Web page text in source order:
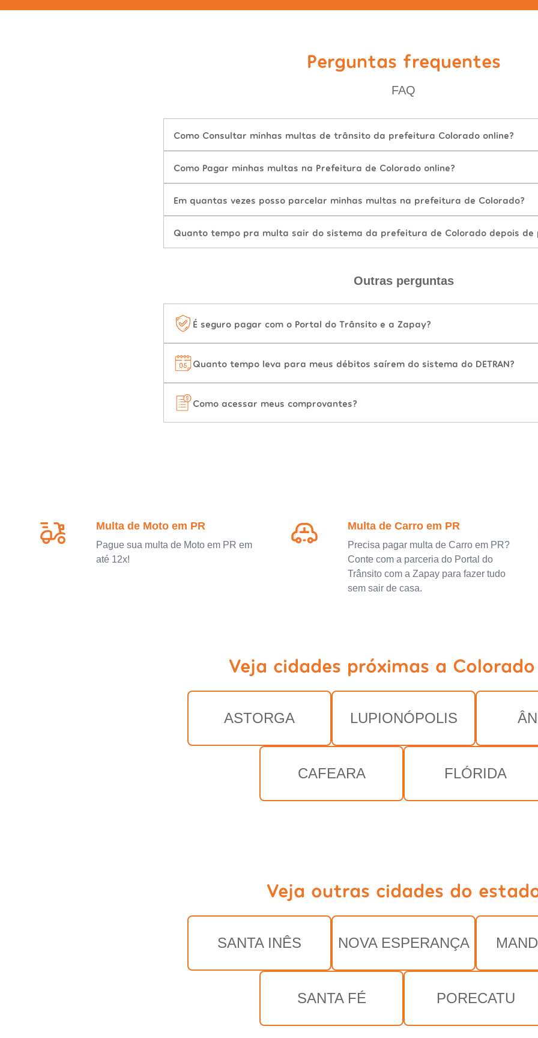
Perguntas frequentes
FAQ
Como Consultar minhas multas de trânsito da prefeitura Colorado online?
Como Pagar minhas multas na Prefeitura de Colorado online?
Em quantas vezes posso parcelar minhas multas na prefeitura de Colorado?
Quanto tempo pra multa sair do sistema da prefeitura de Colorado depois de
Outras perguntas
É seguro pagar com o Portal do Trânsito e a Zapay?
Quanto tempo leva para meus débitos saírem do sistema do DETRAN?
Como acessar meus comprovantes?
Multa de Moto em PR
Pague sua multa de Moto em PR em
até 12x!
Multa de Carro em PR
Precisa pagar multa de Carro em PR?
Conte com a parceria do Portal do
Trânsito com a Zapay para fazer tudo
sem sair de casa.
Veja cidades próximas a Colorado
ASTORGA LUPIONÓPOLIS
CAFEARA FLÓRIDA
Veja outras cidades do
SANTA INÊS NOVA ESPERANÇA
SANTA FÉ PORECATU